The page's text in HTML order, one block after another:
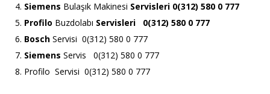
Siemens Bulaşık Makinesi Servisleri 0(312) 580 0 777
Profilo Buzdolabı Servisleri 0(312) 580 0 777
Bosch Servisi 0(312) 580 0 777
Siemens Servis 0(312) 580 0 777
Profilo Servisi 0(312) 580 0 777